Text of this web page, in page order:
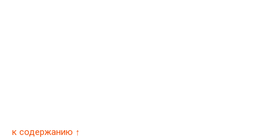
к содержанию ↑